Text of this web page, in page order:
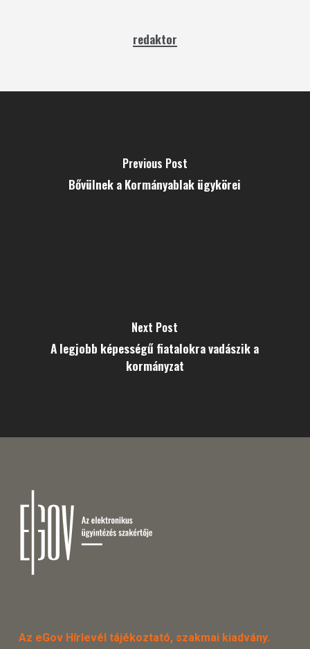
redaktor
Previous Post
Bővülnek a Kormányablak ügykörei
Next Post
A legjobb képességű fiatalokra vadászik a
kormányzat
Az eGov Hírlevél tájékoztató, szakmai kiadvány.